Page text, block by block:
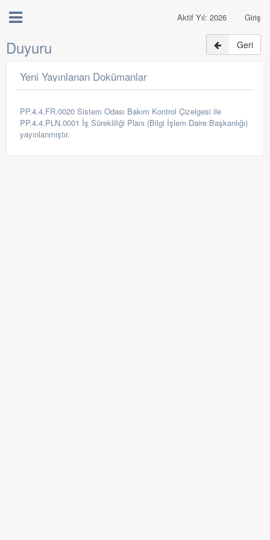
Giriş
Aktif Yıl: 2026
Duyuru Geri
Yeni Yayınlanan Dokümanlar
PP.4.4.FR.0020 Sistem Odası Bakım Kontrol Çizelgesi ile
PP.4.4.PLN.0001 İş Sürekliliği Planı (Bilgi İşlem Daire Başkanlığı)
yayınlanmıştır.